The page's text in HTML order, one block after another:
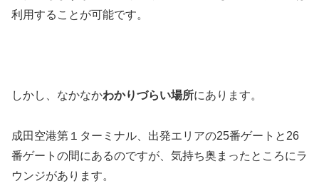
利用することが可能です。
しかし、なかなかわかりづらい場所にあります。
成田空港第１ターミナル、出発エリアの25番ゲートと26
番ゲートの間にあるのですが、気持ち奥まったところにラ
ウンジがあります。